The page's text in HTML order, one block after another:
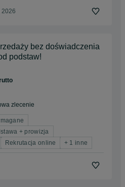
2026
bez doświadczenia
podstaw!
zlecenie
+ prowizja
Rekrutacja online + 1 inne